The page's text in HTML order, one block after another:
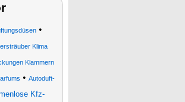
•
Klima
Klammern
• Autoduft-
Kfz-